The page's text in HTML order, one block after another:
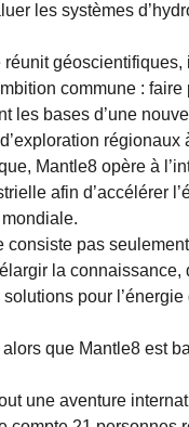
les systèmes
commune :
les bases d’une
régionaux
Mantle8 opère à
afin d’accélérer
consiste pas
la connaissance,
pour l’énergie
que Mantle8 est
une aventure